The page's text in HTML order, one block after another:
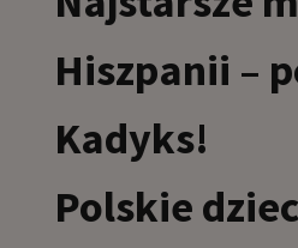
Hiszpanii –
Kadyks!
Polskie